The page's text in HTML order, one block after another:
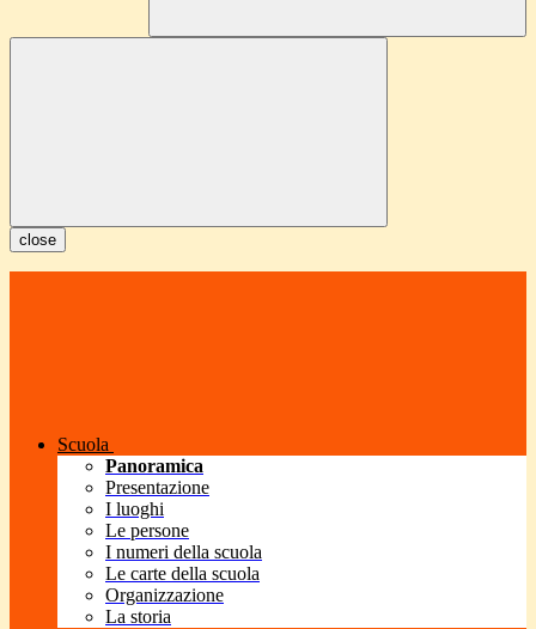
close
Scuola
Panoramica
Presentazione
I luoghi
Le persone
I numeri della scuola
Le carte della scuola
Organizzazione
La storia